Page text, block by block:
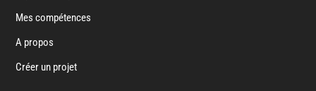
Mes compétences
A propos
Créer un projet